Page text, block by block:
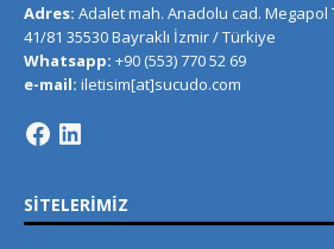
Adres: Adalet mah. Anadolu cad. Megapol
41/81 35530 Bayraklı İzmir / Türkiye
Whatsapp: +90 (553) 770 52 69
e-mail: iletisim[at]sucudo.com
SITELERIMIZ